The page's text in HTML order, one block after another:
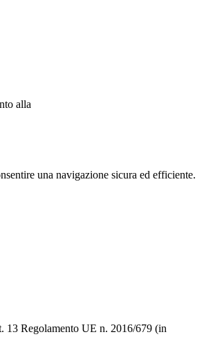
alla
una navigazione sicura ed efficiente.
13 Regolamento UE n. 2016/679 (in